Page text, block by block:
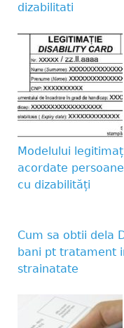
dizabilitati
Modelului
acordate
cu dizabilități
Cum sa obtii dela
bani pt tratament
strainatate